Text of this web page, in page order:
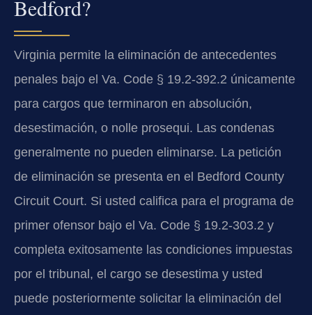
Bedford?
Virginia permite la eliminación de antecedentes
penales bajo el Va. Code § 19.2-392.2 únicamente
para cargos que terminaron en absolución,
desestimación, o nolle prosequi. Las condenas
generalmente no pueden eliminarse. La petición
de eliminación se presenta en el Bedford County
Circuit Court. Si usted califica para el programa de
primer ofensor bajo el Va. Code § 19.2-303.2 y
completa exitosamente las condiciones impuestas
por el tribunal, el cargo se desestima y usted
puede posteriormente solicitar la eliminación del